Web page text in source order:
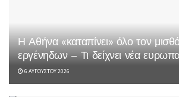
Η Αθήνα «καταπίνει» όλο τον
εργένηδων – Τι δείχνει νέα
6 ΑΥΓΟΎΣΤΟΥ 2026